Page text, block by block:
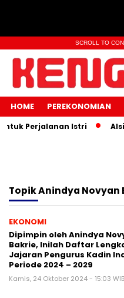
SCROLL TO
HOME PEREKONOMIAN
Perjalanan Istri
TopikAnindya Novyan
EKONOMI
Dipimpin oleh Anindya
Bakrie, Inilah Daftar
Jajaran Pengurus Kadin
Periode 2024 – 2029
Kamis, 24 Oktober 2024 - 15:03 WIB